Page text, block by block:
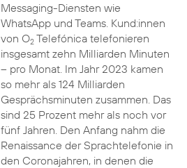
Messaging-Diensten wie
WhatsApp und Teams. Kund:innen
von O2Telefónica telefonieren
insgesamt zehn Milliarden Minuten
– pro Monat. Im Jahr 2023 kamen
so mehr als 124 Milliarden
Gesprächsminuten zusammen. Das
sind 25 Prozent mehr als noch vor
fünf Jahren. Den Anfang nahm die
Renaissance der Sprachtelefonie in
den Coronajahren, in denen die